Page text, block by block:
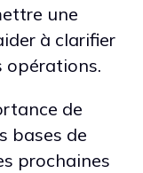
une
à clarifier
opérations.
de
bases de
prochaines